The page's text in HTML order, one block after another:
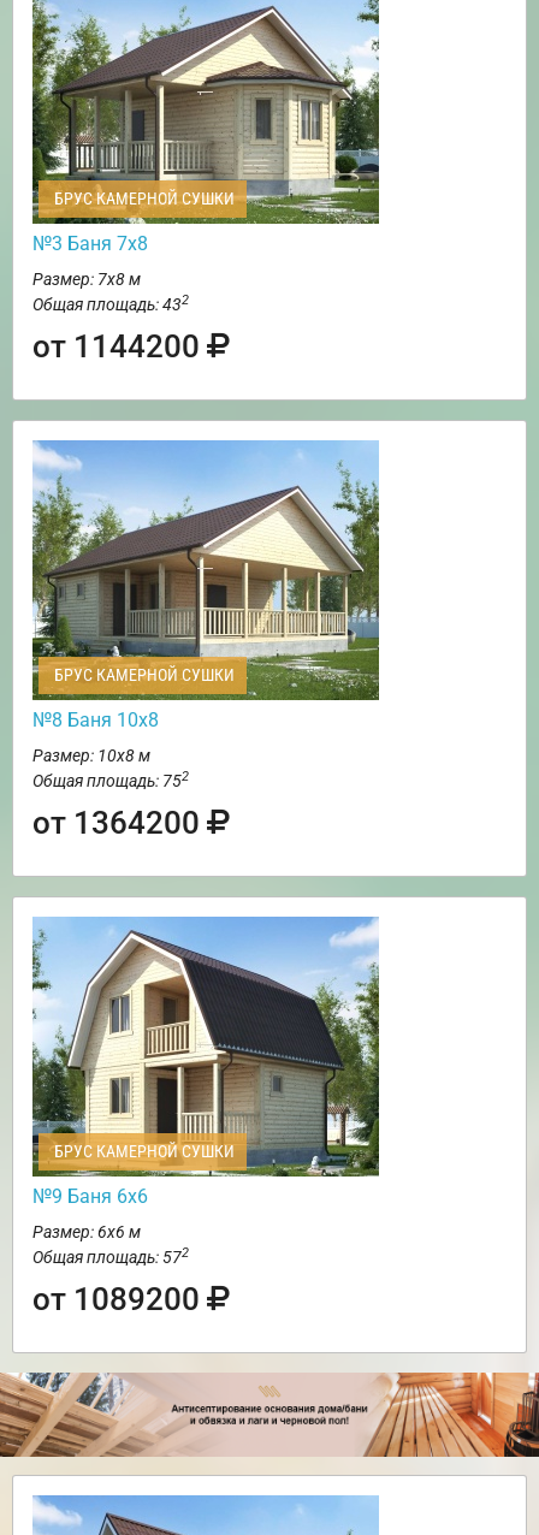
БРУС КАМЕРНОЙ СУШКИ
№3 Баня 7х8
Размер: 7х8 м
Общая площадь: 432
от 1144200
БРУС КАМЕРНОЙ СУШКИ
№8 Баня 10х8
Размер: 10х8 м
Общая площадь: 752
от 1364200
БРУС КАМЕРНОЙ СУШКИ
№9 Баня 6х6
Размер: 6х6 м
Общая площадь: 572
от 1089200